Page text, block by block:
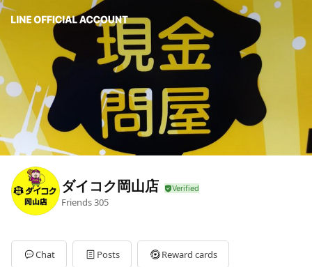
ダイコク岡山店
Friends305
Chat Posts Reward cards